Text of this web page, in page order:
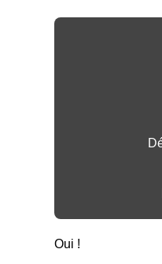
Oui !